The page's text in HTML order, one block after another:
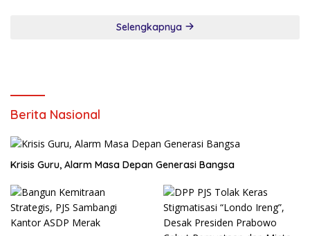
Selengkapnya
Berita Nasional
Krisis Guru, Alarm Masa Depan Generasi Bangsa